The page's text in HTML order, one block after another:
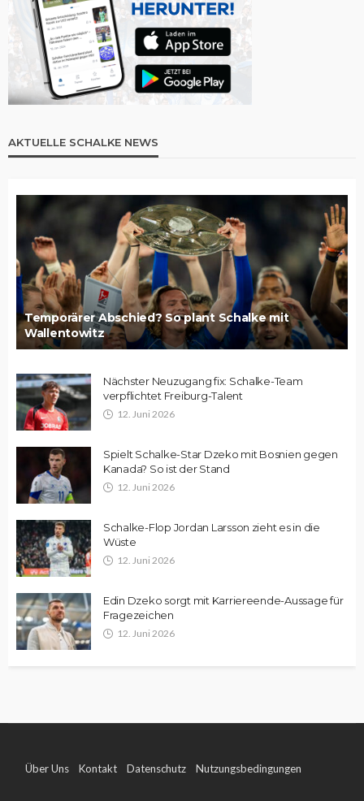
AKTUELLE SCHALKE NEWS
Temporärer Abschied? So plant Schalke mit
Wallentowitz
Nächster Neuzugang fix: Schalke-Team
verpflichtet Freiburg-Talent
12. Juni 2026
Spielt Schalke-Star Dzeko mit Bosnien gegen
Kanada? So ist der Stand
12. Juni 2026
Schalke-Flop Jordan Larsson zieht es in die
Wüste
12. Juni 2026
Edin Dzeko sorgt mit Karriereende-Aussage für
Fragezeichen
12. Juni 2026
Über Uns Kontakt Datenschutz Nutzungsbedingungen